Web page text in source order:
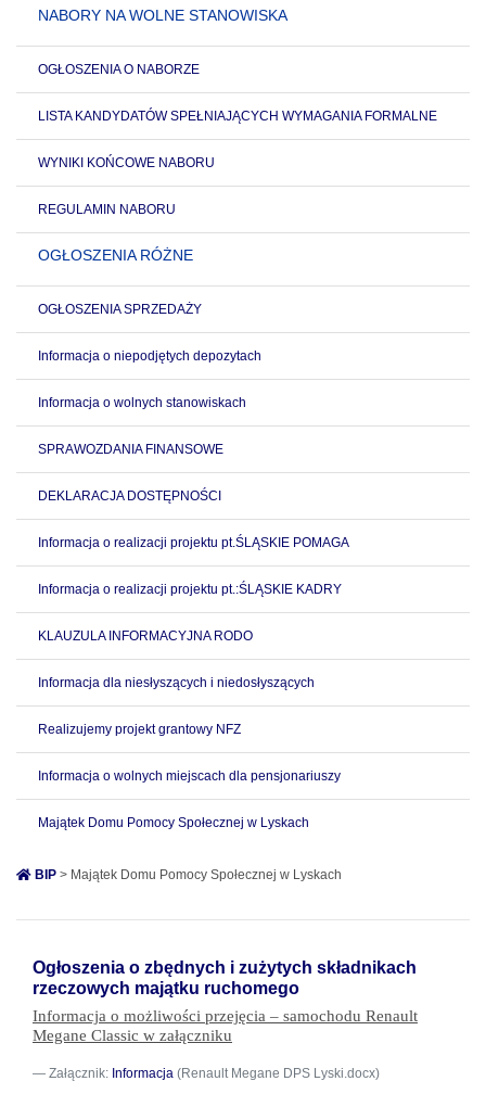
NABORY NA WOLNE STANOWISKA
OGŁOSZENIA O NABORZE
LISTA KANDYDATÓW SPEŁNIAJĄCYCH WYMAGANIA FORMALNE
WYNIKI KOŃCOWE NABORU
REGULAMIN NABORU
OGŁOSZENIA RÓŻNE
OGŁOSZENIA SPRZEDAŻY
Informacja o niepodjętych depozytach
Informacja o wolnych stanowiskach
SPRAWOZDANIA FINANSOWE
DEKLARACJA DOSTĘPNOŚCI
Informacja o realizacji projektu pt.ŚLĄSKIE POMAGA
Informacja o realizacji projektu pt.:ŚLĄSKIE KADRY
KLAUZULA INFORMACYJNA RODO
Informacja dla niesłyszących i niedosłyszących
Realizujemy projekt grantowy NFZ
Informacja o wolnych miejscach dla pensjonariuszy
Majątek Domu Pomocy Społecznej w Lyskach
BIP > Majątek Domu Pomocy Społecznej w Lyskach
Ogłoszenia o zbędnych i zużytych składnikach
rzeczowych majątku ruchomego
Informacja o możliwości przejęcia – samochodu Renault
Megane Classic w załączniku
Załącznik: Informacja (Renault Megane DPS Lyski.docx)